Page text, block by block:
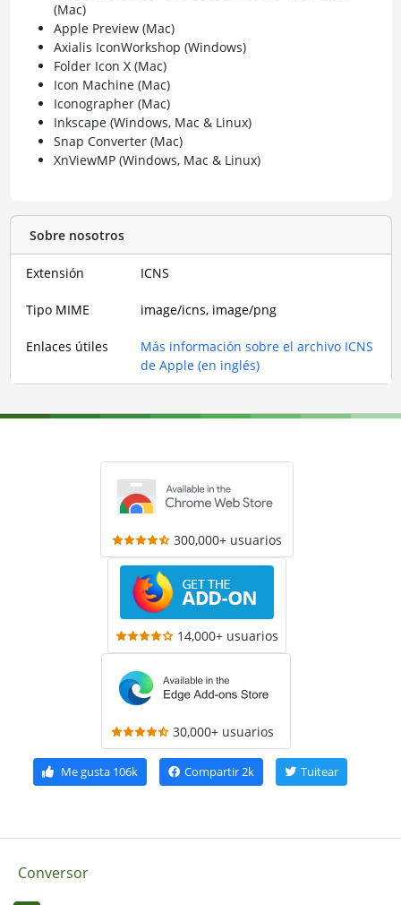
(Mac)
Apple Preview (Mac)
Axialis IconWorkshop (Windows)
Folder Icon X (Mac)
Icon Machine (Mac)
Iconographer (Mac)
Inkscape (Windows, Mac & Linux)
Snap Converter (Mac)
XnViewMP (Windows, Mac & Linux)
Sobre nosotros
Extensión ICNS
Tipo MIME image/icns, image/png
Enlaces útiles
Más información sobre el archivo ICNS
de Apple (en inglés)
300,000+ usuarios
14,000+ usuarios
30,000+ usuarios
Me gusta106k Compartir2k Tuitear
Conversor